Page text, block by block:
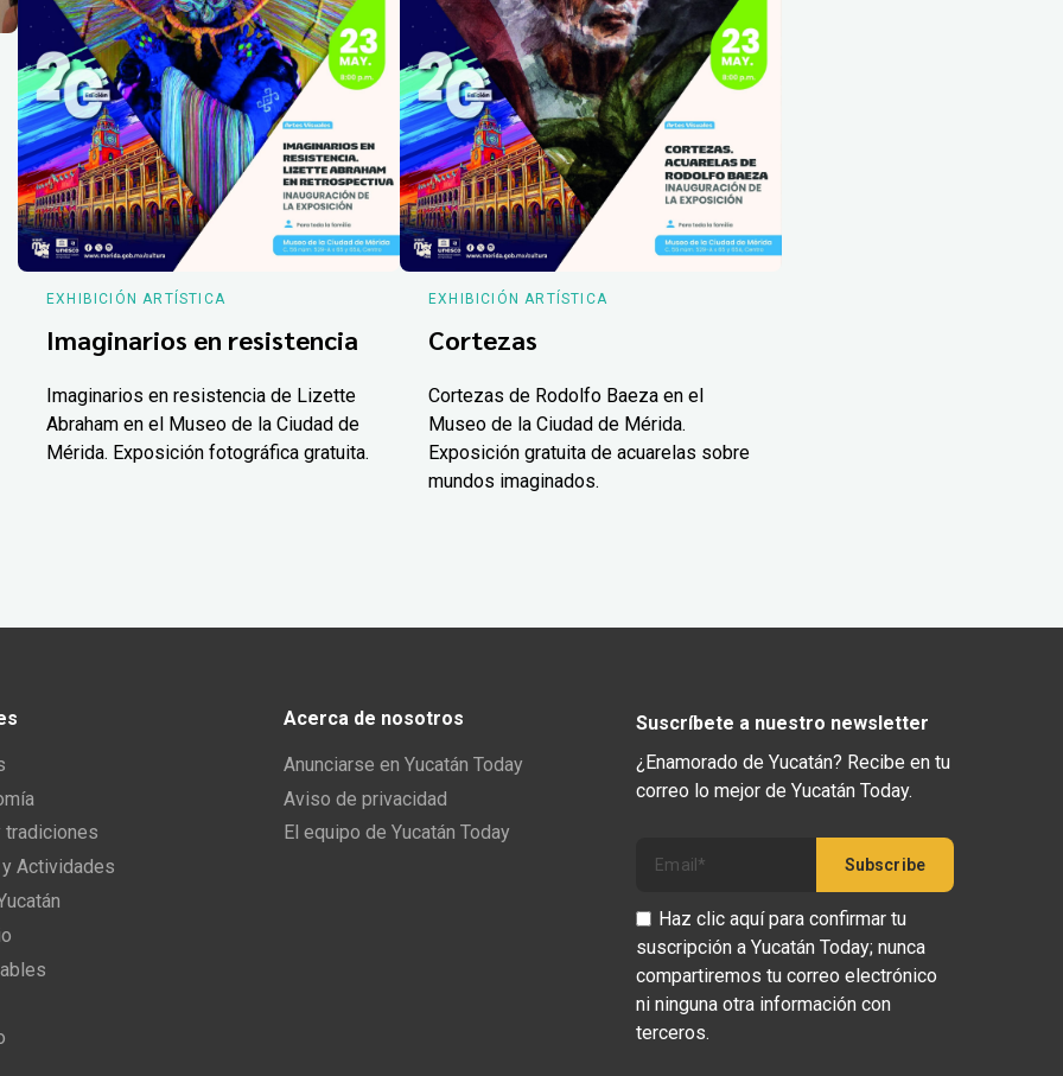
EXHIBICIÓN ARTÍSTICA
Imaginarios en resistencia
Imaginarios en resistencia de Lizette
Abraham en el Museo de la Ciudad de
Mérida. Exposición fotográfica gratuita.
EXHIBICIÓN ARTÍSTICA
Cortezas
Cortezas de Rodolfo Baeza en el
Museo de la Ciudad de Mérida.
Exposición gratuita de acuarelas sobre
mundos imaginados.
tradiciones
Actividades
Acerca de nosotros
Anunciarse en Yucatán Today
Aviso de privacidad
El equipo de Yucatán Today
Suscríbete a nuestro newsletter
¿Enamorado de Yucatán? Recibe en tu
correo lo mejor de Yucatán Today.
Haz clic aquí para confirmar tu
suscripción a Yucatán Today; nunca
compartiremos tu correo electrónico
ni ninguna otra información con
terceros.